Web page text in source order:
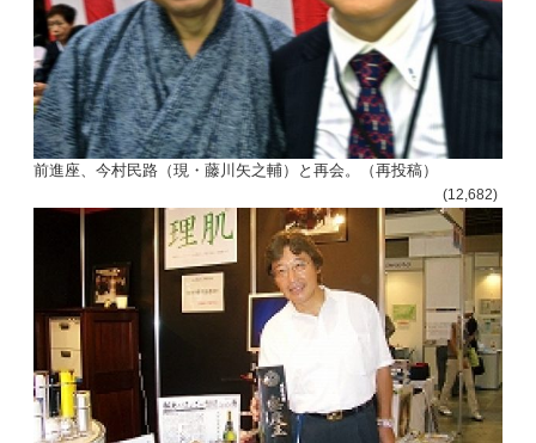
前進座、今村民路（現・藤川矢之輔）と再会。（再投稿）
(12,682)